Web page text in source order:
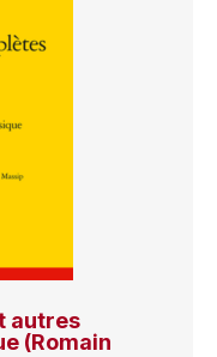
autres
(Romain